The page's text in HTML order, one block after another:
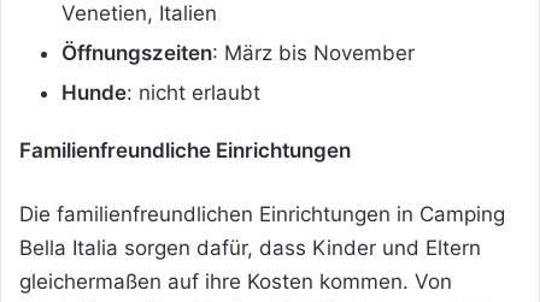
Venetien, Italien
Öffnungszeiten: März bis November
Hunde: nicht erlaubt
Familienfreundliche Einrichtungen
Die familienfreundlichen Einrichtungen in Camping
Bella Italia sorgen dafür, dass Kinder und Eltern
gleichermaßen auf ihre Kosten kommen. Von